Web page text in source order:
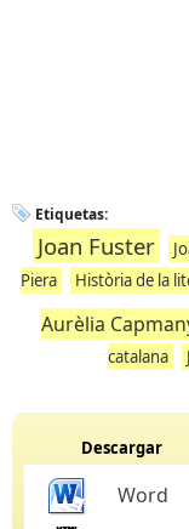
Etiquetas:
Joan Fuster
Piera
Història de la
Aurèlia
catalana
Descargar
Word